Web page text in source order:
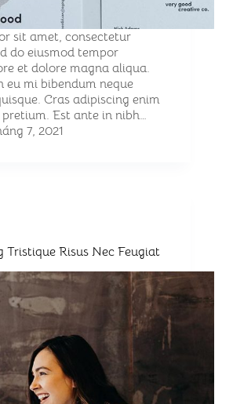
sit amet, consectetur
do eiusmod tempor
et dolore magna aliqua.
eu mi bibendum neque
Cras adipiscing enim
Est ante in nibh…
7, 2021
Tristique Risus Nec Feugiat